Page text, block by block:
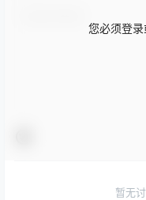
您必须登
暂无